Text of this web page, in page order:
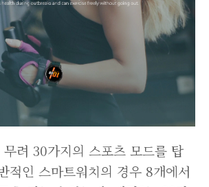
려 30가지의 스포츠 모드를 탑
적인 스마트워치의 경우 8개에서